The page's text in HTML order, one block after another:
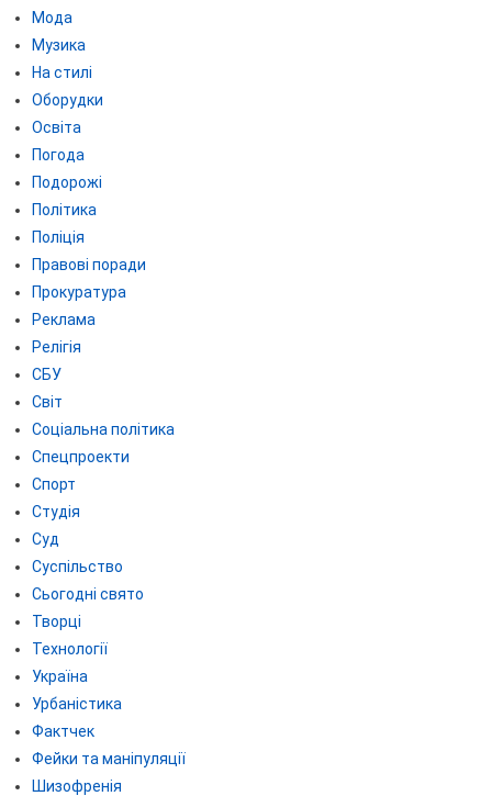
Мода
Музика
На стилі
Оборудки
Освіта
Погода
Подорожі
Політика
Поліція
Правові поради
Прокуратура
Реклама
Релігія
СБУ
Світ
Соціальна політика
Спецпроекти
Спорт
Студія
Суд
Суспільство
Сьогодні свято
Творці
Технології
Україна
Урбаністика
Фактчек
Фейки та маніпуляції
Шизофренія